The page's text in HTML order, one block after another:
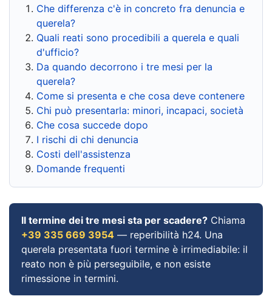
Che differenza c'è in concreto fra denuncia e
querela?
Quali reati sono procedibili a querela e quali
d'ufficio?
Da quando decorrono i tre mesi per la
querela?
Come si presenta e che cosa deve contenere
Chi può presentarla: minori, incapaci, società
Che cosa succede dopo
I rischi di chi denuncia
Costi dell'assistenza
Domande frequenti
Il termine dei tre mesi sta per scadere? Chiama
+39 335 669 3954 — reperibilità h24. Una
querela presentata fuori termine è irrimediabile: il
reato non è più perseguibile, e non esiste
rimessione in termini.